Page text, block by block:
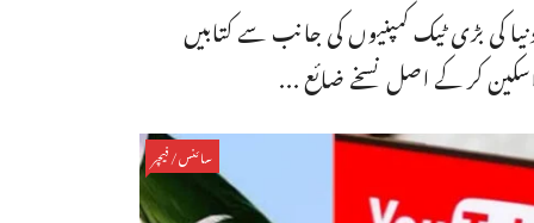
کی بڑی ٹیک کمپنیوں کی جانب سے کتابیں
کر کے اصل نسخے ضائع ...
سائنس/فیچر